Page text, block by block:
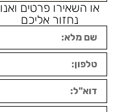
או השאירו פרטים ואנו
נחזור אליכם